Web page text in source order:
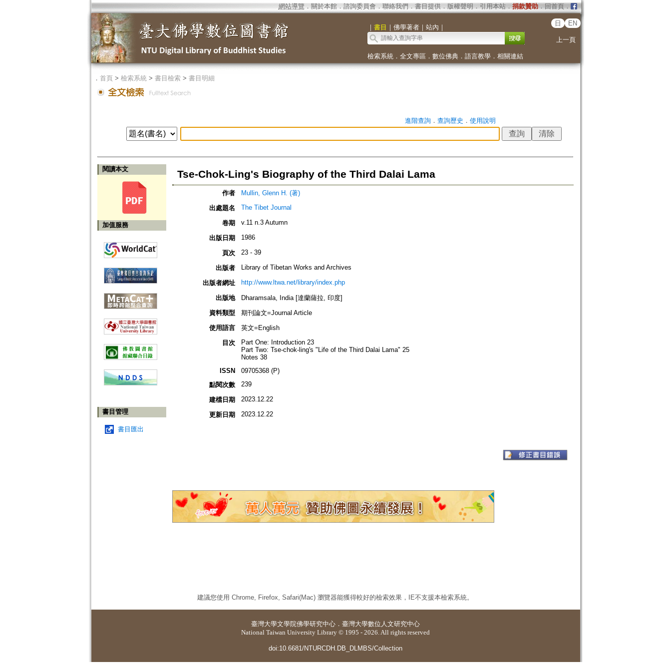
網站導覽 ． 關於本館． 諮詢委員會． 聯絡我們 ． 書目提供． 版權聲明 ． 引用本站． 捐款贊助．回首頁．
｜ 書目 ｜ 佛學著者｜ 站內 ｜
日 EN
上一頁
檢索系統． 全文專區 ． 數位佛典． 語言教學． 相關連結
． 首頁> 檢索系統> 書目檢索> 書目明細
進階查詢． 查詢歷史 ． 使用說明
閱讀本文
加值服務
書目管理
書目匯出
Tse-Chok-Ling's Biography of the Third Dalai Lama
作者
Mullin, Glenn H. (著)
出處題名
The Tibet Journal
卷期 v.11 n.3 Autumn
出版日期 1986
頁次 23 - 39
出版者 Library of Tibetan Works and Archives
出版者網址 http://www.ltwa.net/library/index.php
出版地
Dharamsala, India [達蘭薩拉, 印度]
資料類型
期刊論文=Journal Article
使用語言
英文=English
目次
Part One: Introduction 23
Part Two: Tse-chok-ling's "Life of the Third Dalai Lama" 25
Notes 38
ISSN
09705368 (P)
點閱次數
239
建檔日期 2023.12.22
更新日期 2023.12.22
建議您使用 Chrome, Firefox, Safari(Mac) 瀏覽器能獲得較好的檢索效果，IE不支援本檢索系統。
臺灣大學文學院佛學研究中心 ． 臺灣大學數位人文研究中心
National Taiwan University Library © 1995 - 2026. All rights reserved
doi:10.6681/NTURCDH.DB_DLMBS/Collection